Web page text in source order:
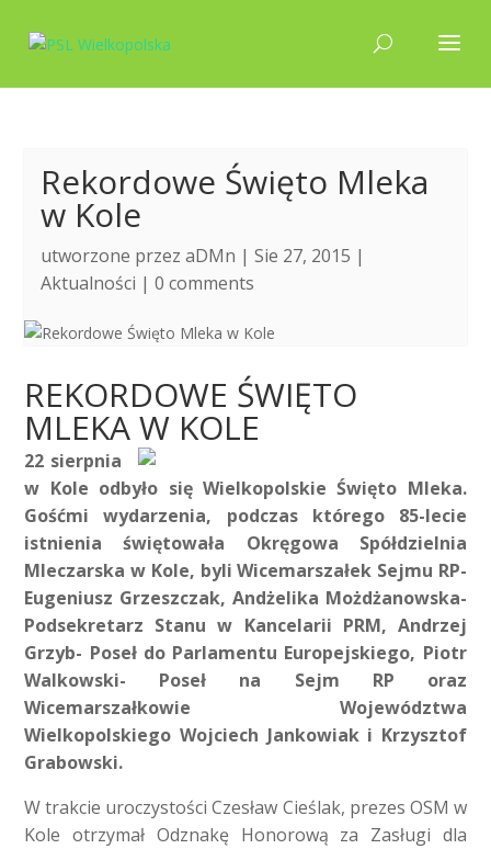
Rekordowe Święto Mleka
w Kole
utworzone przezaDMn | Sie 27, 2015 |
Aktualności |0 comments
REKORDOWE ŚWIĘTO
MLEKA W KOLE
22 sierpnia
w Kole odbyło się Wielkopolskie Święto Mleka.
Gośćmi wydarzenia, podczas którego 85-lecie
istnienia świętowała Okręgowa Spółdzielnia
Mleczarska w Kole, byli Wicemarszałek Sejmu RP-
Eugeniusz Grzeszczak, Andżelika Możdżanowska-
Podsekretarz Stanu w Kancelarii PRM, Andrzej
Grzyb- Poseł do Parlamentu Europejskiego, Piotr
Walkowski- Poseł na Sejm RP oraz
Wicemarszałkowie Województwa
Wielkopolskiego Wojciech Jankowiak i Krzysztof
Grabowski.
W trakcie uroczystości Czesław Cieślak, prezes OSM w
Kole otrzymał Odznakę Honorową za Zasługi dla